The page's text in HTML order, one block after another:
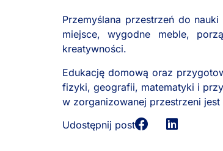
Przemyślana przestrzeń do
miejsce, wygodne meble,
kreatywności.
Edukację domową oraz
fizyki, geografii, matematyki i
w zorganizowanej przestrzeni
Udostępnij post